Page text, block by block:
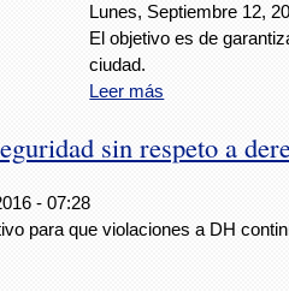
Lunes, Septiembre 12,
El objetivo es de
ciudad.
Leer más
sin respeto a
- 07:28
para que violaciones a DH